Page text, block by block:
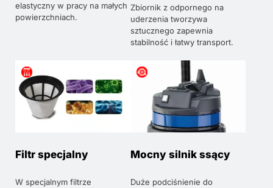
elastyczny w pracy na małych
powierzchniach.
Zbiornik z odpornego na
uderzenia tworzywa
sztucznego zapewnia
stabilność i łatwy transport.
Filtr specjalny
W specjalnym filtrze
Mocny silnik ssący
Duże podciśnienie do